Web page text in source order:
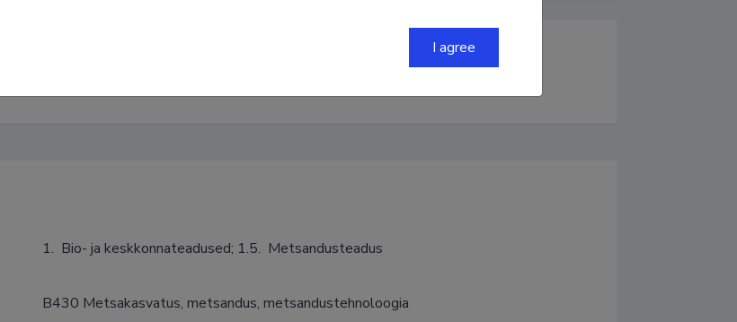
elutööpreemia laureaat, kandidaadikraad 1972. Järvselja õppe-
1.  Bio- ja keskkonnateadused; 1.5.  Metsandusteadus
B430 Metsakasvatus, metsandus, metsandustehnoloogia
I agree